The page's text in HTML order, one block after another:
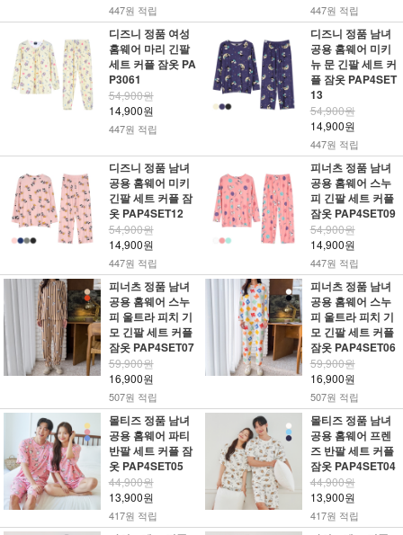
447원 적립 447원 적립
디즈니 정품 여성
홈웨어 마리 긴팔
세트 커플 잠옷 PA
P3061
54,900원
14,900원
447원 적립
디즈니 정품 남녀
공용 홈웨어 미키
뉴 문 긴팔 세트 커
플 잠옷 PAP4SET
13
54,900원
14,900원
447원 적립
디즈니 정품 남녀
공용 홈웨어 미키
긴팔 세트 커플 잠
옷 PAP4SET12
54,900원
14,900원
447원 적립
피너츠 정품 남녀
공용 홈웨어 스누
피 긴팔 세트 커플
잠옷 PAP4SET09
54,900원
14,900원
447원 적립
피너츠 정품 남녀
공용 홈웨어 스누
피 울트라 피치 기
모 긴팔 세트 커플
잠옷 PAP4SET07
59,900원
16,900원
507원 적립
피너츠 정품 남녀
공용 홈웨어 스누
피 울트라 피치 기
모 긴팔 세트 커플
잠옷 PAP4SET06
59,900원
16,900원
507원 적립
몰티즈 정품 남녀
공용 홈웨어 파티
반팔 세트 커플 잠
옷 PAP4SET05
44,900원
13,900원
417원 적립
몰티즈 정품 남녀
공용 홈웨어 프렌
즈 반팔 세트 커플
잠옷 PAP4SET04
44,900원
13,900원
417원 적립